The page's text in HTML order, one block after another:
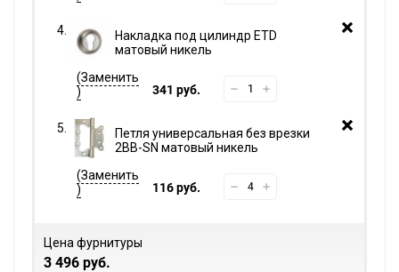
Накладка под цилиндр ETD
матовый никель
341 руб.
Петля универсальная без врезки
2BB-SN матовый никель
116 руб.
Цена фурнитуры
3 496 руб.